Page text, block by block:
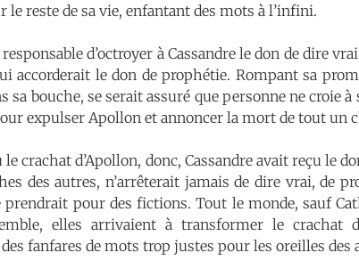
le reste de sa vie, enfantant des mots à l’infini.
d’octroyer à Cassandre le don de dire
le don de prophétie. Rompant sa
bouche, se serait assuré que personne ne croie à
expulser Apollon et annoncer la mort de tout un
crachat d’Apollon, donc, Cassandre avait reçu le
des autres, n’arrêterait jamais de dire vrai, de
pour des fictions. Tout le monde, sauf
elles arrivaient à transformer le crachat
fanfares de mots trop justes pour les oreilles des